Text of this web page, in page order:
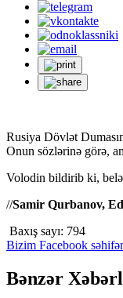
Rusiya Dövlət
Onun sözlərinə görə,
Volodin bildirib ki, belə
//Samir Qurbanov,
Baxış sayı: 794
Bizim Facebook
Bənzər